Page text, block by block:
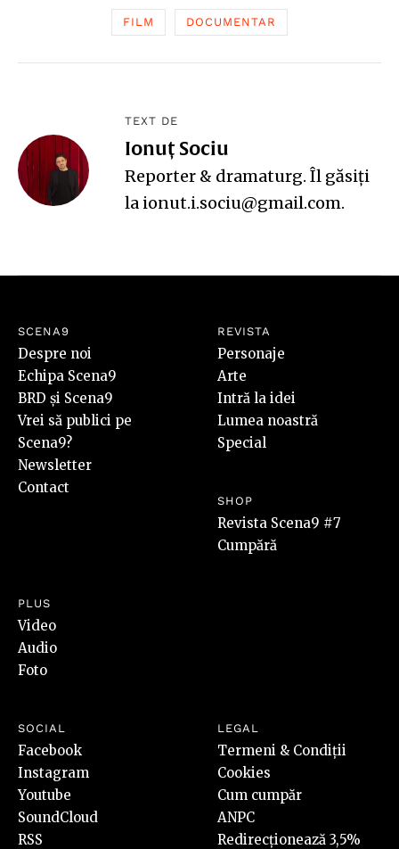
FILM DOCUMENTAR
TEXT DE
Ionuț Sociu
Reporter & dramaturg. Îl găsiți
la ionut.i.sociu@gmail.com.
SCENA9
Despre noi
Echipa Scena9
BRD și Scena9
Vrei să publici pe
Scena9?
Newsletter
Contact
REVISTA
Personaje
Arte
Intră la idei
Lumea noastră
Special
SHOP
Revista Scena9 #7
Cumpără
PLUS
Video
Audio
Foto
SOCIAL
Facebook
Instagram
Youtube
SoundCloud
RSS
LEGAL
Termeni & Condiții
Cookies
Cum cumpăr
ANPC
Redirecționează 3,5%